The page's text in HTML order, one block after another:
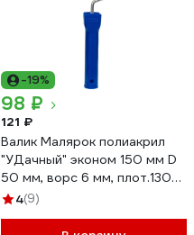
-19%
98 ₽
121 ₽
Валик Малярок полиакрил
"УДачный" эконом 150 мм D
50 мм, ворс 6 мм, плот.130
гр/м2, ручка 6 мм шплинт ""
4(9)